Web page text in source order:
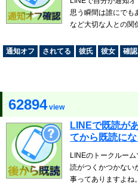
思う瞬間は誰にでも
など大切な人との関
通知オフ
されてる 彼氏 彼女 確認
62894view
LINEで既読が
てから既読に
LINEのトークルー
読がつくかつかない
事ってありますよね